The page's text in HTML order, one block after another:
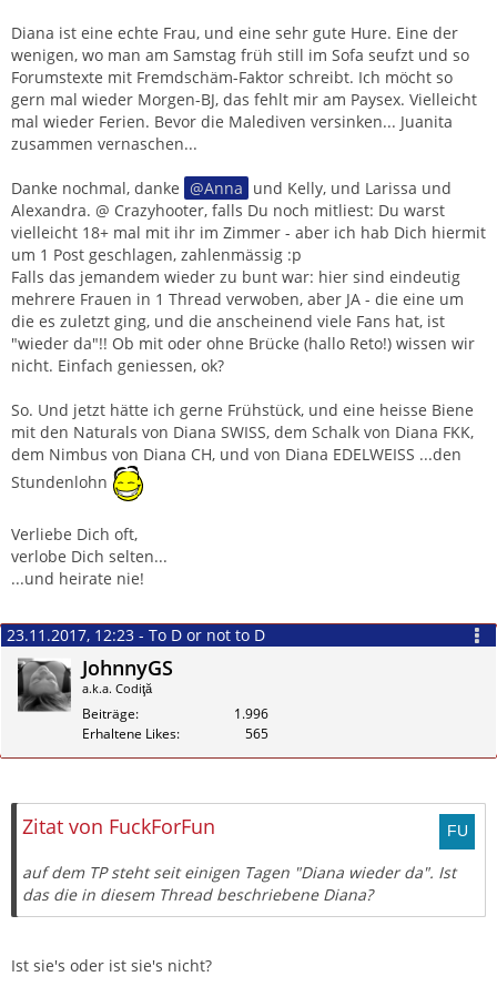
Diana ist eine echte Frau, und eine sehr gute Hure. Eine der
wenigen, wo man am Samstag früh still im Sofa seufzt und so
Forumstexte mit Fremdschäm-Faktor schreibt. Ich möcht so
gern mal wieder Morgen-BJ, das fehlt mir am Paysex. Vielleicht
mal wieder Ferien. Bevor die Malediven versinken... Juanita
zusammen vernaschen...
Danke nochmal, danke Anna und Kelly, und Larissa und
Alexandra. @ Crazyhooter, falls Du noch mitliest: Du warst
vielleicht 18+ mal mit ihr im Zimmer - aber ich hab Dich hiermit
um 1 Post geschlagen, zahlenmässig :p
Falls das jemandem wieder zu bunt war: hier sind eindeutig
mehrere Frauen in 1 Thread verwoben, aber JA - die eine um
die es zuletzt ging, und die anscheinend viele Fans hat, ist
"wieder da"!! Ob mit oder ohne Brücke (hallo Reto!) wissen wir
nicht. Einfach geniessen, ok?
So. Und jetzt hätte ich gerne Frühstück, und eine heisse Biene
mit den Naturals von Diana SWISS, dem Schalk von Diana FKK,
dem Nimbus von Diana CH, und von Diana EDELWEISS ...den
Stundenlohn
Verliebe Dich oft,
verlobe Dich selten...
...und heirate nie!
23.11.2017, 12:23 - To D or not to D
JohnnyGS
a.k.a. Codiţă
Beiträge
1.996
Erhaltene Likes
565
Zitat von FuckForFun
auf dem TP steht seit einigen Tagen "Diana wieder da". Ist
das die in diesem Thread beschriebene Diana?
Ist sie's oder ist sie's nicht?
Zitieren